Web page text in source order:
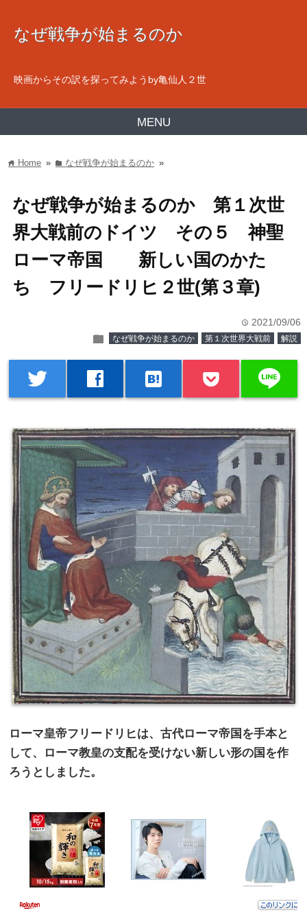
なぜ戦争が始まるのか
映画からその訳を探ってみようby亀仙人２世
MENU
home Home » folder なぜ戦争が始まるのか »
なぜ戦争が始まるのか 第１次世
界大戦前のドイツ その５ 神聖
ローマ帝国 新しい国のかた
ち フリードリヒ２世(第３章)
time 2021/09/06
folder なぜ戦争が始まるのか 第１次世界大戦前 解説
twitter facebook hatenabookmark line
ローマ皇帝フリードリヒは、古代ローマ帝国を手本と
して、ローマ教皇の支配を受けない新しい形の国を作
ろうとしました。